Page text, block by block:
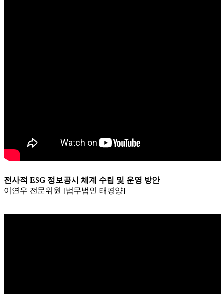
전사적 ESG 정보공시 체계 수립 및 운영 방안
이연우 전문위원 [법무법인 태평양]